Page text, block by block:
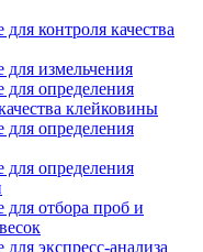
контроля качества
для измельчения
для определения
клейковины
для определения
для определения
для отбора проб и
экспресс-анализа